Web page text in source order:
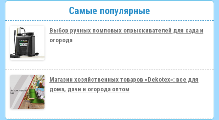
Самые популярные
Выбор ручных помповых опрыскивателей для сада и
огорода
Магазин хозяйственных товаров «Dekotex»: все для
дома, дачи и огорода оптом